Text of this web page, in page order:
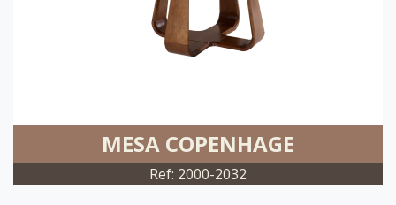
MESA COPENHAGE
Ref: 2000-2032